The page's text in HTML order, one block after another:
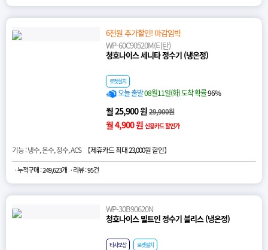
6천원 추가할인! 마감임박
WP-60C90520M(티탄)
청호나이스 세니타 정수기 (냉온정)
로켓설치
오늘 출발08월11일(화) 도착 확률96%
월 25,900 원29,900원
월 4,900 원 신용카드 할인가
기능 : 냉수, 온수, 정수, ACS 【제휴카드 최대 23,000원 할인】
· 누적구매 : 249,623개 · 리뷰 : 95건
WP-30B90620N
청호나이스 빌트인 정수기 블리스 (냉온정)
타사보상 로켓설치